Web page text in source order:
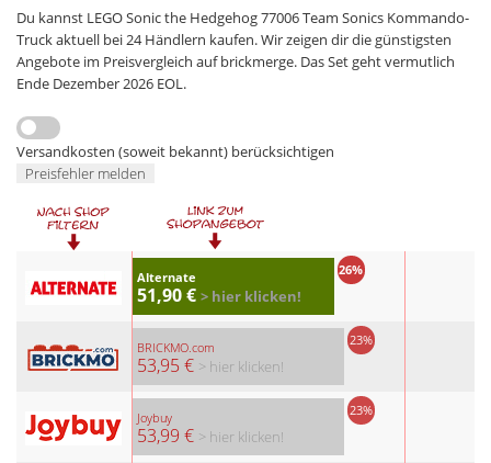
Du kannst LEGO Sonic the Hedgehog 77006 Team Sonics Kommando-
Truck aktuell bei 24 Händlern kaufen. Wir zeigen dir die günstigsten
Angebote im Preisvergleich auf brickmerge. Das Set geht vermutlich
Ende Dezember 2026 EOL.
Versandkosten (soweit bekannt) berücksichtigen
Preisfehler melden
Alternate
51,90 €
26%
> hier klicken!
BRICKMO.com
53,95 €
23%
> hier klicken!
Joybuy
53,99 €
23%
> hier klicken!